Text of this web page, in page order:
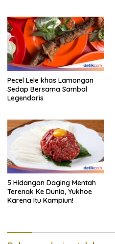
Pecel Lele khas Lamongan
Sedap Bersama Sambal
Legendaris
5 Hidangan Daging Mentah
Terenak Ke Dunia, Yukhoe
Karena Itu Kampiun!